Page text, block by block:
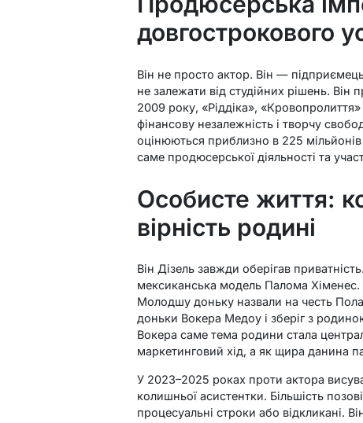
довгострокового
Він не просто актор. Він —
не залежати від студійних рішень.
2009 року, «Ріддіка»,
фінансову незалежність і творчу
оцінюються приблизно в 225
саме продюсерської діяльності та
Особисте життя:
вірність родині
Він Дізель завжди оберігав
мексиканська модель Палома Хіменес.
Молодшу доньку назвали на честь
доньки Вокера Медоу і зберіг з
Вокера саме тема родини стала
маркетинговий хід, а як щира данина
У 2023–2025 роках проти актора
колишньої асистентки. Більшість
процесуальні строки або відкликані.